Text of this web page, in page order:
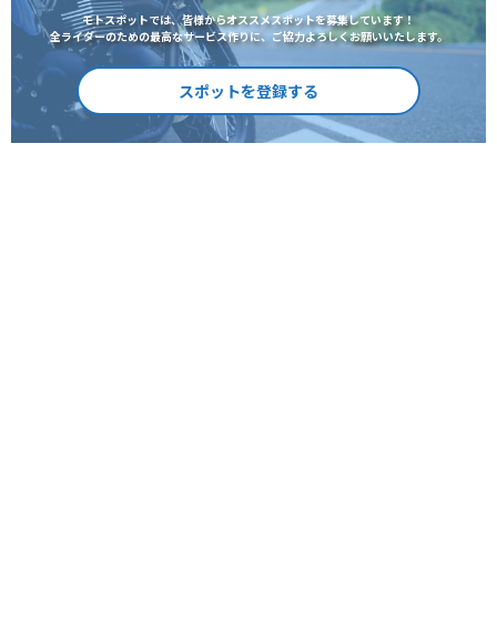
モトスポットでは、皆様からオススメスポットを募集しています！
全ライダーのための最高なサービス作りに、ご協力よろしくお願いいたします。
スポットを登録する